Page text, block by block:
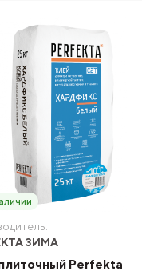
ЗИМА
Perfekta